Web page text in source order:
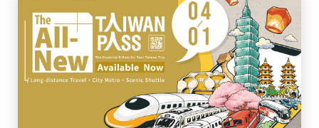
Upgrade Taiwan PASS Kini Tersedia